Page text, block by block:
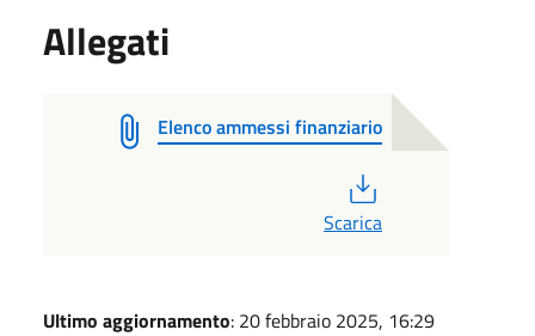
Allegati
Elenco ammessi finanziario
Scarica
Ultimo aggiornamento: 20 febbraio 2025, 16:29